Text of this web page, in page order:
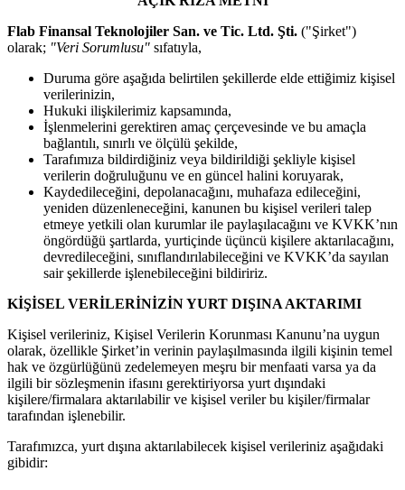
Flab Finansal Teknolojiler San. ve Tic. Ltd. Şti. ("Şirket")
olarak; "Veri Sorumlusu" sıfatıyla,
Duruma göre aşağıda belirtilen şekillerde elde ettiğimiz kişisel
verilerinizin,
Hukuki ilişkilerimiz kapsamında,
İşlenmelerini gerektiren amaç çerçevesinde ve bu amaçla
bağlantılı, sınırlı ve ölçülü şekilde,
Tarafımıza bildirdiğiniz veya bildirildiği şekliyle kişisel
verilerin doğruluğunu ve en güncel halini koruyarak,
Kaydedileceğini, depolanacağını, muhafaza edileceğini,
yeniden düzenleneceğini, kanunen bu kişisel verileri talep
etmeye yetkili olan kurumlar ile paylaşılacağını ve KVKK’nın
öngördüğü şartlarda, yurtiçinde üçüncü kişilere aktarılacağını,
devredileceğini, sınıflandırılabileceğini ve KVKK’da sayılan
sair şekillerde işlenebileceğini bildiririz.
KİŞİSEL VERİLERİNİZİN YURT DIŞINA AKTARIMI
Kişisel verileriniz, Kişisel Verilerin Korunması Kanunu’na uygun
olarak, özellikle Şirket’in verinin paylaşılmasında ilgili kişinin temel
hak ve özgürlüğünü zedelemeyen meşru bir menfaati varsa ya da
ilgili bir sözleşmenin ifasını gerektiriyorsa yurt dışındaki
kişilere/firmalara aktarılabilir ve kişisel veriler bu kişiler/firmalar
tarafından işlenebilir.
Tarafımızca, yurt dışına aktarılabilecek kişisel verileriniz aşağıdaki
gibidir: